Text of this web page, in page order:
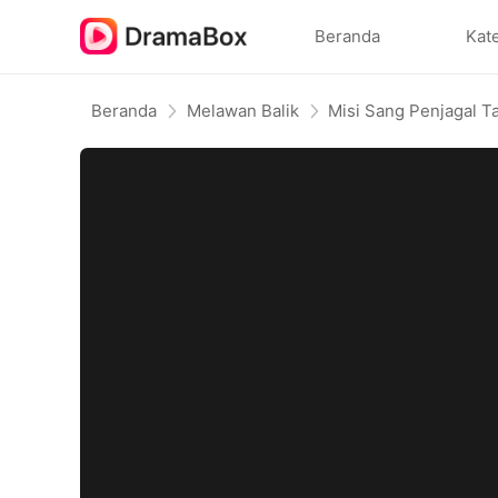
Beranda
Beranda Melawan Balik Misi Sang Penjagal